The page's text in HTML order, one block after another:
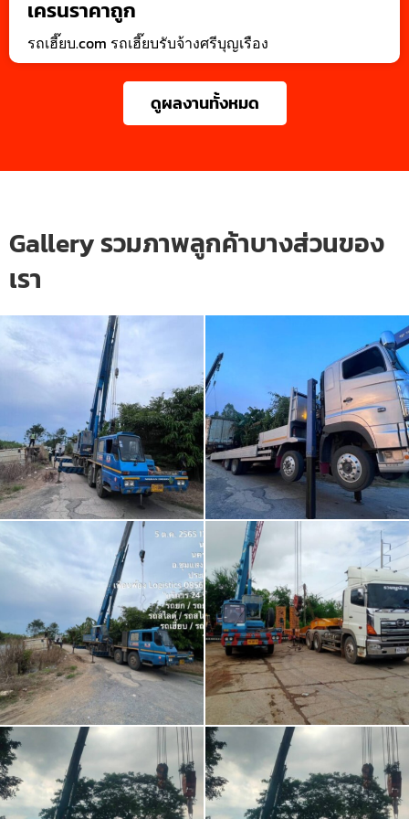
เครนราคาถูก
รถเฮี๊ยบ.com รถเฮี๊ยบรับจ้างศรีบุญเรือง
ดูผลงานทั้งหมด
Gallery รวมภาพลูกค้าบางส่วนของ
เรา